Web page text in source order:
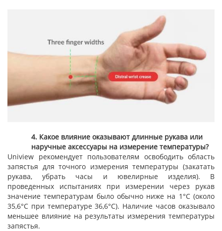
4. Какое влияние оказывают длинные рукава или
наручные аксессуары на измерение температуры?
Uniview рекомендует пользователям освободить область
запястья для точного измерения температуры (закатать
рукава, убрать часы и ювелирные изделия). В
проведенных испытаниях при измерении через рукав
значение температурам было обычно ниже на 1°С (около
35,6°С при температуре 36,6°С). Наличие часов оказывало
меньшее влияние на результаты измерения температуры
запястья.